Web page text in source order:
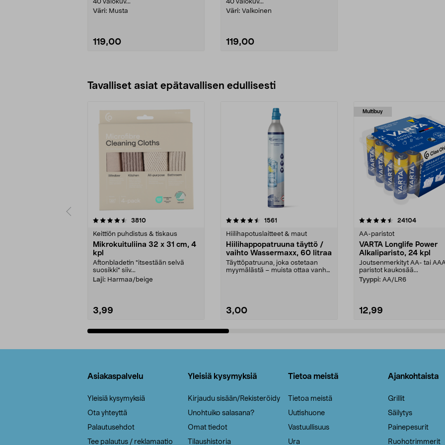
40 valokuv...
Väri: Musta
119,00
40 valokuv...
Väri: Valkoinen
119,00
Tavalliset asiat epätavallisen edullisesti
3810arvostelut
Keittiön puhdistus & tiskaus
Mikrokuituliina 32 x 31 cm, 4
kpl
Aftonbladetin "itsestään selvä
suosikki" siiv...
Laji: Harmaa/beige
3,99
4.5viidestä
1561
Hiilihapotuslaitteet & maut
Hiilihappopatruuna täyttö /
vaihto Wassermaxx, 60 litraa
Täyttöpatruuna, joka ostetaan
myymälästä – muista ottaa vanha
3,00
Multibuy
4.5viidestä
24104arvostelut
AA-paristot
VARTA Longlife Power
Alkaliparisto, 24 kpl
Joutsenmerkityt AA- tai
paristot kaukosää...
Tyyppi: AA/LR6
12,99
4.5viidestä
Asiakaspalvelu
Yleisiä kysymyksiä
Ota yhteyttä
Palautusehdot
Tee palautus / reklamaatio
Yleisiä kysymyksiä
Kirjaudu sisään/Rekisteröidy
Unohtuiko salasana?
Omat tiedot
Tilaushistoria
Tietoa meistä
Tietoa meistä
Uutishuone
Vastuullisuus
Ura
Ajankohtaista
Grillit
Säilytys
Painepesurit
Ruohotrimmerit